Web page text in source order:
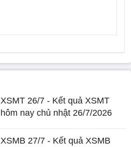
XSMT 26/7 - Kết quả XSMT
hôm nay chủ nhật 26/7/2026
XSMB 27/7 - Kết quả XSMB